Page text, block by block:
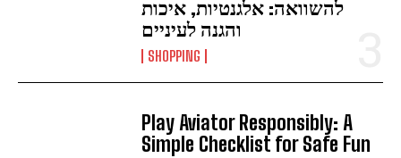
להשוואה: אלגנטיות, איכות
והגנה לעיניים
SHOPPING
Play Aviator Responsibly: A
Simple Checklist for Safe Fun